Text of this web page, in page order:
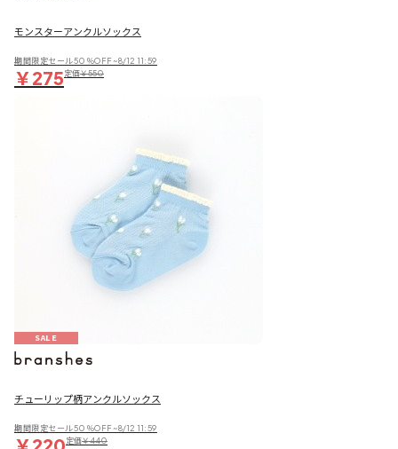
モンスターアンクルソックス
期間限定セール50％OFF~8/12 11:59
￥275定価￥550
SALE
チューリップ柄アンクルソックス
期間限定セール50％OFF~8/12 11:59
定価￥440